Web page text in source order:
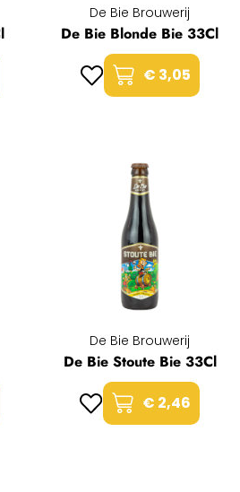
De Bie Brouwerij
De Bie Blonde Bie 33Cl
€ 3,05
De Bie Brouwerij
De Bie Stoute Bie 33Cl
€ 2,46